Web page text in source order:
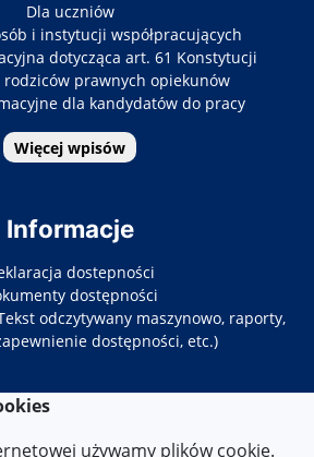
Dla uczniów
i instytucji współpracujących
dotycząca art. 61 Konstytucji
rodziców prawnych opiekunów
dla kandydatów do pracy
Więcej wpisów
Informacje
dostepności
dostępności
odczytywany maszynowo, raporty,
dostępności, etc.)
Kontakt
używamy plików cookie.